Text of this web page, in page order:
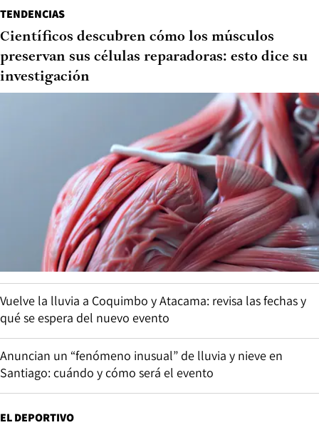
TENDENCIAS
Científicos descubren cómo los músculos
preservan sus células reparadoras: esto dice su
investigación
Vuelve la lluvia a Coquimbo y Atacama: revisa las fechas y
qué se espera del nuevo evento
Anuncian un “fenómeno inusual” de lluvia y nieve en
Santiago: cuándo y cómo será el evento
EL DEPORTIVO